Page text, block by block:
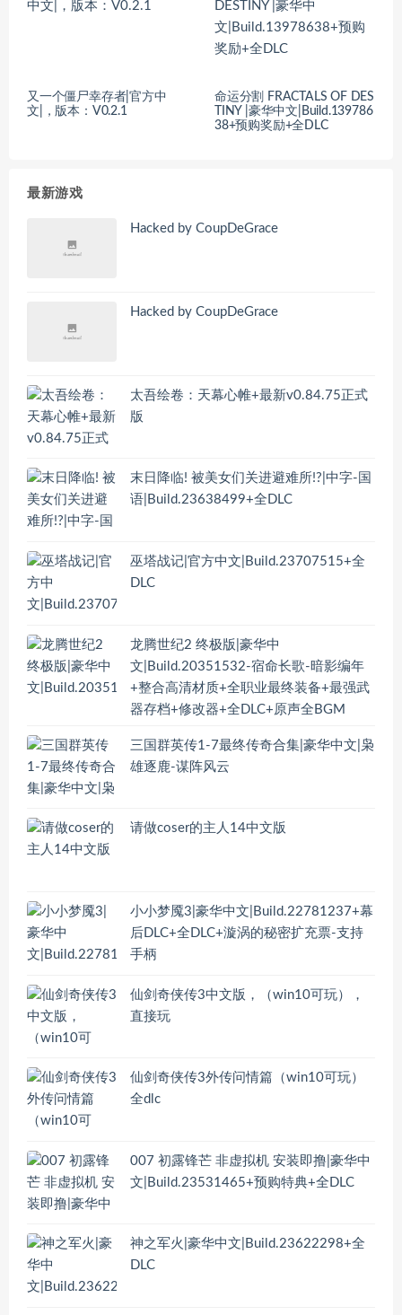
又一个僵尸幸存者|官方中
文|，版本：V0.2.1
命运分割 FRACTALS OF DES
TINY |豪华中文|Build.139786
38+预购奖励+全DLC
最新游戏
Hacked by CoupDeGrace
Hacked by CoupDeGrace
太吾绘卷：天幕心帷+最新v0.84.75正式
版
末日降临! 被美女们关进避难所!?|中字-国
语|Build.23638499+全DLC
巫塔战记|官方中文|Build.23707515+全
DLC
龙腾世纪2 终极版|豪华中
文|Build.20351532-宿命长歌-暗影编年
+整合高清材质+全职业最终装备+最强武
器存档+修改器+全DLC+原声全BGM
三国群英传1-7最终传奇合集|豪华中文|枭
雄逐鹿-谋阵风云
请做coser的主人14中文版
小小梦魇3|豪华中文|Build.22781237+幕
后DLC+全DLC+漩涡的秘密扩充票-支持
手柄
仙剑奇侠传3中文版，（win10可玩），
直接玩
仙剑奇侠传3外传问情篇（win10可玩）
全dlc
007 初露锋芒 非虚拟机 安装即撸|豪华中
文|Build.23531465+预购特典+全DLC
神之军火|豪华中文|Build.23622298+全
DLC